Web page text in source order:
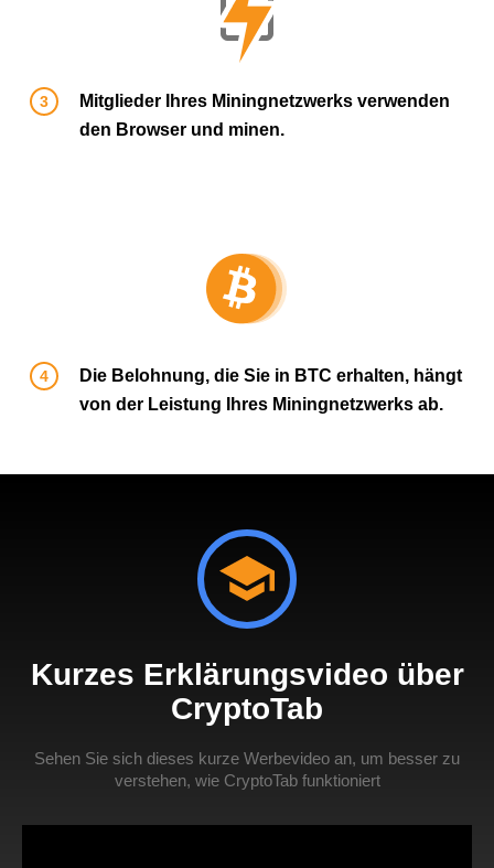
Mitglieder Ihres Miningnetzwerks verwenden
den Browser und minen.
Die Belohnung, die Sie in BTC erhalten, hängt
von der Leistung Ihres Miningnetzwerks ab.
Kurzes Erklärungsvideo über
CryptoTab
Sehen Sie sich dieses kurze Werbevideo an, um besser zu
verstehen, wie CryptoTab funktioniert